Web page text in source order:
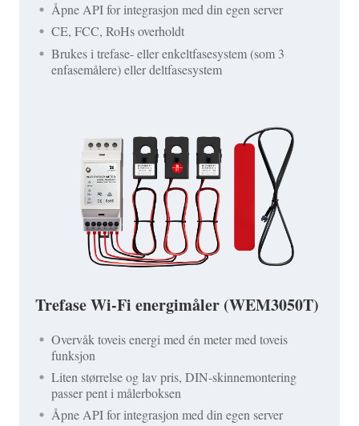
Åpne API for integrasjon med din egen server
CE, FCC, RoHs overholdt
Brukes i trefase- eller enkeltfasesystem (som 3
enfasemålere) eller deltfasesystem
Trefase Wi-Fi energimåler (WEM3050T)
Overvåk toveis energi med én meter med toveis
funksjon
Liten størrelse og lav pris, DIN-skinnemontering
passer pent i målerboksen
Åpne API for integrasjon med din egen server